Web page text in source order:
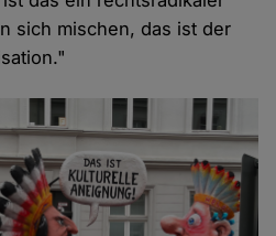
sich mischen, das ist der